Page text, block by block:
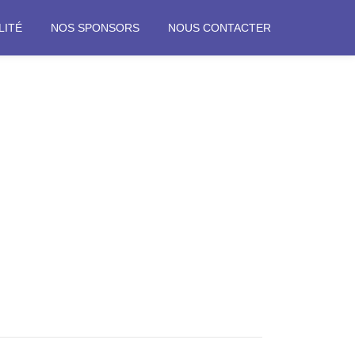
NOS SPONSORS NOUS CONTACTER